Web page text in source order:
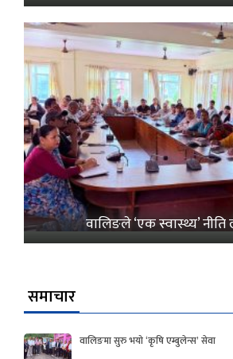
वालिङले ‘एक स्वास्थ्य’ नीति
समाचार
वालिङमा सुरु भयो ‘कृषि एम्बुलेन्स’ सेवा